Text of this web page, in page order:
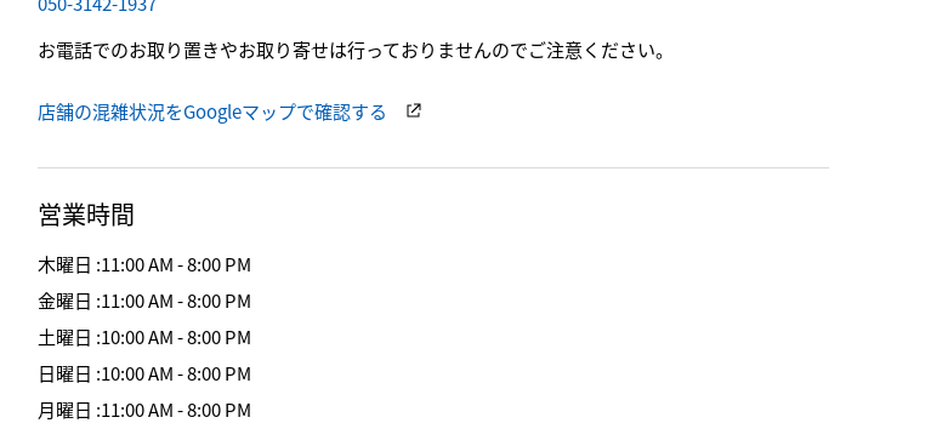
お電話でのお取り置きやお取り寄せは行っておりませんのでご注意ください。
店舗の混雑状況をGoogleマップで確認する
営業時間
木曜日 :11:00 AM - 8:00 PM
金曜日 :11:00 AM - 8:00 PM
土曜日 :10:00 AM - 8:00 PM
日曜日 :10:00 AM - 8:00 PM
月曜日 :11:00 AM - 8:00 PM